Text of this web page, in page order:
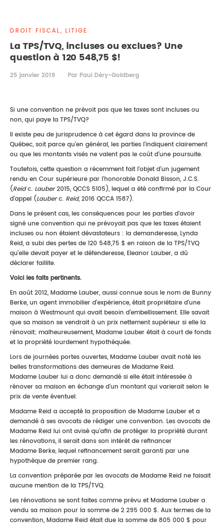
PROPRIÉTÉ INTELLECTUELLE
DROIT DE LA FAMILLE
DROIT FISCAL, LITIGE
La TPS/TVQ, incluses ou exclues? Une
question à 120 548,75 $!
25 janvier 2019 Par Paul Déry-Goldberg
Si une convention ne prévoit pas que les taxes sont incluses ou
non, qui paye la TPS/TVQ?
Il existe peu de jurisprudence à cet égard dans la province de
Québec, soit parce qu'en général, les parties l'indiquent clairement
ou que les montants visés ne valent pas le coût d'une poursuite.
Toutefois, cette question a récemment fait l'objet d'un jugement
rendu en Cour supérieure par l'honorable Donald Bisson, J.C.S.
(Reidc. Lauber2015, QCCS 5105), lequel a été confirmé par la Cour
d'appel (Lauberc. Reid, 2016 QCCA 1587).
Dans le présent cas, les conséquences pour les parties d'avoir
signé une convention qui ne prévoyait pas que les taxes étaient
incluses ou non étaient dévastateurs : la demanderesse, Lynda
Reid, a subi des pertes de 120 548,75 $ en raison de la TPS/TVQ
qu'elle devait payer et le défenderesse, Eleanor Lauber, a dû
déclarer faillite.
Voici les faits pertinents.
En août 2012, Madame Lauber, aussi connue sous le nom de Bunny
Berke, un agent immobilier d'expérience, était propriétaire d'une
maison à Westmount qui avait besoin d'embellissement. Elle savait
que sa maison se vendrait à un prix nettement supérieur si elle la
rénovait; malheureusement, Madame Lauber était à court de fonds
et la propriété lourdement hypothéquée.
Lors de journées portes ouvertes, Madame Lauber avait noté les
belles transformations des demeures de Madame Reid.
Madame Lauber lui a donc demandé si elle était intéressée à
rénover sa maison en échange d'un montant qui varierait selon le
prix de vente éventuel.
Madame Reid a accepté la proposition de Madame Lauber et a
demandé à ses avocats de rédiger une convention. Les avocats de
Madame Reid lui ont avisé qu'afin de protéger la propriété durant
les rénovations, il serait dans son intérêt de refinancer
Madame Berke, lequel refinancement serait garanti par une
hypothèque de premier rang.
La convention préparée par les avocats de Madame Reid ne faisait
aucune mention de la TPS/TVQ.
Les rénovations se sont faites comme prévu et Madame Lauber a
vendu sa maison pour la somme de 2 295 000 $. Aux termes de la
convention, Madame Reid était due la somme de 805 000 $ pour